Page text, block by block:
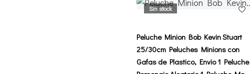
Peluche Minion Bob Kevin Stuart
25/30cm Peluches Minions con
Gafas de Plastico, Envio 1 Peluche
Sin stock